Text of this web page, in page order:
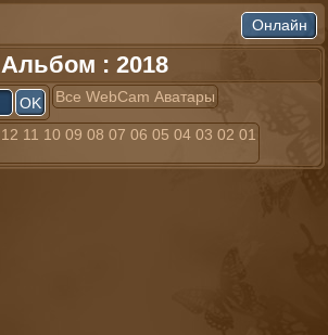
Альбом : 2018
Все WebCam Аватары
12 11 10 09 08 07 06 05 04 03 02 01